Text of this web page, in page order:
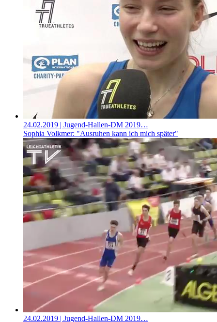
24.02.2019 | Jugend-Hallen-DM 2019…
Sophia Volkmer: "Ausruhen kann ich mich später"
24.02.2019 | Jugend-Hallen-DM 2019…